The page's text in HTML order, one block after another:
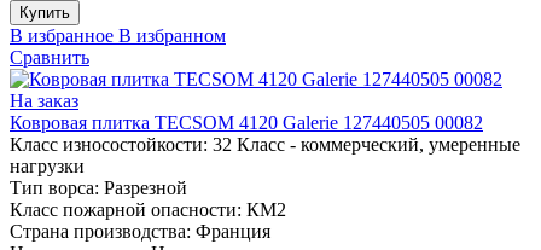
Купить
В избранное В избранном
Сравнить
На заказ
Ковровая плитка TECSOM 4120 Galerie 127440505 00082
Класс износостойкости: 32 Класс - коммерческий, умеренные
нагрузки
Тип ворса: Разрезной
Класс пожарной опасности: КМ2
Страна производства: Франция